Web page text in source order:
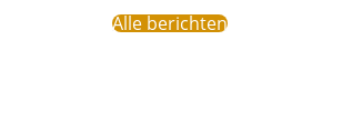
Alle berichten